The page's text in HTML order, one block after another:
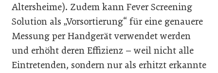
Altersheime). Zudem kann Fever Screening
Solution als „Vorsortierung“ für eine genauere
Messung per Handgerät verwendet werden
und erhöht deren Effizienz – weil nicht alle
Eintretenden, sondern nur als erhitzt erkannte